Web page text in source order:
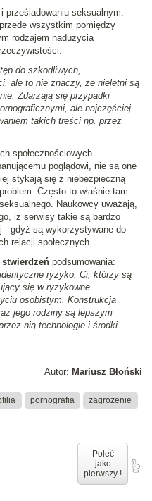
prześladowaniu seksualnym.
wszystkim pomiędzy
rodzajem nadużycia
do szkodliwych,
ale to nie znaczy, że nieletni są
Zdarzają się przypadki
ale najczęściej
takich treści np. przez
społecznościowych.
poglądowi, nie są one
stykają się z niebezpieczną
Często to właśnie tam
Naukowcy uważają,
iż serwisy takie są bardzo
- gdyż są wykorzystywane do
relacji społecznych.
podsumowania:
ryzyko. Ci, którzy są
się w ryzykowne
osobistym. Konstrukcja
jego rodziny są lepszym
nią technologie i środki
Autor: Mariusz Błoński
pornografia zagrożenie
Poleć
jako
pierwszy !